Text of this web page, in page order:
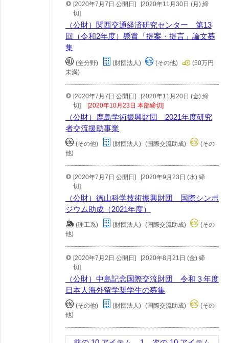
[2020年7月7日 公開日]
[2020年11月30日 (月) 締
切]
（公財）関西交通経済研究センター 第13
回（令和2年度）懸賞「提案・提言」論文募
集
(全分野) (財団法人) (その他)
(50万円
未満)
[2020年7月7日 公開日]
[2020年11月20日 (金) 締
切]
[2020年10月23日 本部締切]
（公財）鹿島学術振興財団 2021年度研究
者交流援助事業
(その他) (財団法人) (国際交流助成)
(その
他)
[2020年7月7日 公開日]
[2020年9月23日 (水) 締
切]
（公財）徳山科学技術振興財団 国際シンポ
ジウム助成（2021年度）
(理工系) (財団法人) (国際交流助成)
(その
他)
[2020年7月2日 公開日]
[2020年8月21日 (金) 締
切]
（公財）中島記念国際交流財団 令和３年度
日本人海外留学奨学生の募集
(その他) (財団法人) (国際交流助成)
(その
他)